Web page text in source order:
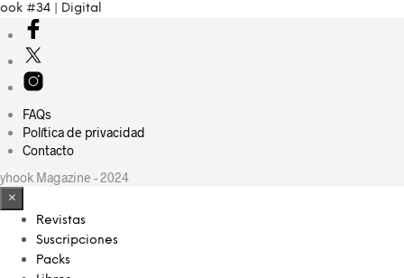
#34 | Digital
FAQs
Política de privacidad
Contacto
Magazine - 2024
×
Revistas
Suscripciones
Packs